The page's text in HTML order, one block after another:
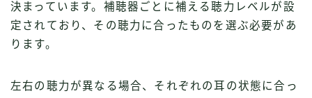
決まっています。補聴器ごとに補える聴力レベルが設
定されており、その聴力に合ったものを選ぶ必要があ
ります。
左右の聴力が異なる場合、それぞれの耳の状態に合っ